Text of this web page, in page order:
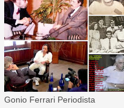
Gonio Ferrari Periodista